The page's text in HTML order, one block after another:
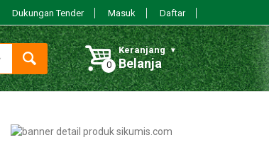
Dukungan Tender Masuk Daftar
Keranjang
Belanja